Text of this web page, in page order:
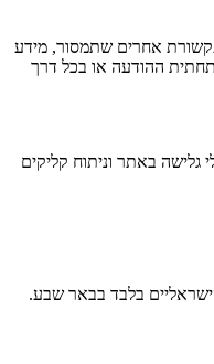
אחרים שתמסור, מידע
ההודעה או בכל דרך
גלישה באתר וניתוח קליקים
בלבד בבאר שבע.